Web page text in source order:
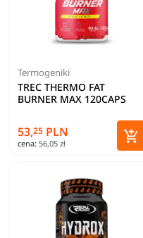
Termogeniki
TREC THERMO FAT
BURNER MAX 120CAPS
53,25 PLN
cena: 56,05 zł 